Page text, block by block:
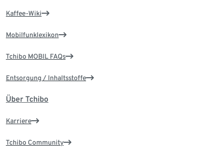
Kaffee-Wiki
Mobilfunklexikon
Tchibo MOBIL FAQs
Entsorgung / Inhaltsstoffe
Über Tchibo
Karriere
Tchibo Community